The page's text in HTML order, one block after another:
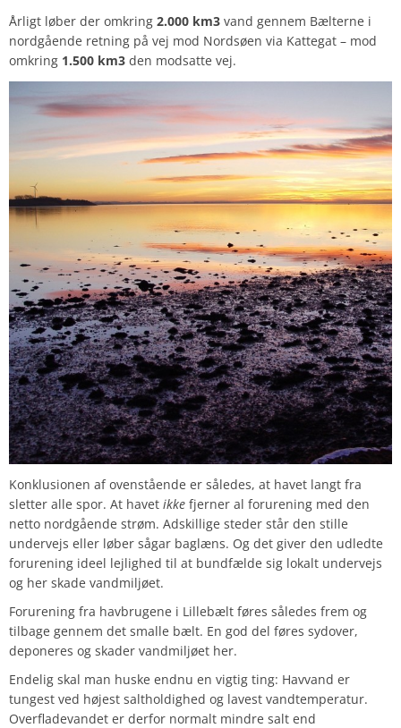
Årligt løber der omkring 2.000 km3 vand gennem Bælterne i
nordgående retning på vej mod Nordsøen via Kattegat – mod
omkring 1.500 km3 den modsatte vej.
Konklusionen af ovenstående er således, at havet langt fra
sletter alle spor. At havet ikke fjerner al forurening med den
netto nordgående strøm. Adskillige steder står den stille
undervejs eller løber sågar baglæns. Og det giver den udledte
forurening ideel lejlighed til at bundfælde sig lokalt undervejs
og her skade vandmiljøet.
Forurening fra havbrugene i Lillebælt føres således frem og
tilbage gennem det smalle bælt. En god del føres sydover,
deponeres og skader vandmiljøet her.
Endelig skal man huske endnu en vigtig ting: Havvand er
tungest ved højest saltholdighed og lavest vandtemperatur.
Overfladevandet er derfor normalt mindre salt end